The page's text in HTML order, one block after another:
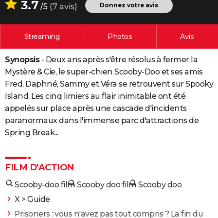
Destinations
City break
Voyage nature
Voyage de noces
Forum
Climat
+
BONS PLANS
CARTE DE VOEUX
Carte de Noël
Carte Bonne année
Carte Saint-Valentin
Carte Pâques
Carte d'anniversaire
DICTIONNAIRE
Dictionnaire
Biographies
Citations
Expressions
Proverbes
PROGRAMME TV
COPAINS D'AVANT
FORUM
Bricolage
Lifestyle
Culture
Sport
Auto
Television
Voyage
Cinema
3.7 /5 (7 avis) Donnez votre avis
Streaming Photos Avis
Synopsis- Deux ans après s'être résolus à fermer la
Mystère & Cie, le super-chien Scooby-Doo et ses amis
Fred, Daphné, Sammy et Véra se retrouvent sur Spooky
Island. Les cinq limiers au flair inimitable ont été
appelés sur place après une cascade d'incidents
paranormaux dans l'immense parc d'attractions de
Spring Break...
FILM D'ACTION
Scooby-doo film Scooby doo film Scooby doo
X > Guide
Prisoners : vous n'avez pas tout compris ? La fin du